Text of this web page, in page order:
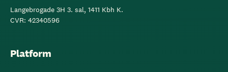
Langebrogade 3H 3. sal, 1411 Kbh K.
CVR: 42340596
Platform